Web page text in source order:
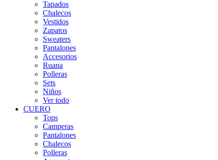
Tapados
Chalecos
Vestidos
Zapatos
Sweaters
Pantalones
Accesorios
Ruana
Polleras
Sets
Niños
Ver todo
CUERO
Tops
Camperas
Pantalones
Chalecos
Polleras